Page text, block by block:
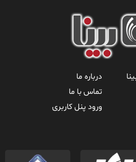
درباره ما
تماس با ما
ورود پنل کاربری